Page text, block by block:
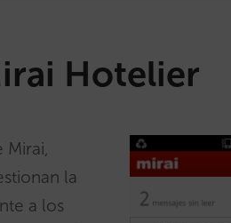
Hotelier
Mirai,
la
a los